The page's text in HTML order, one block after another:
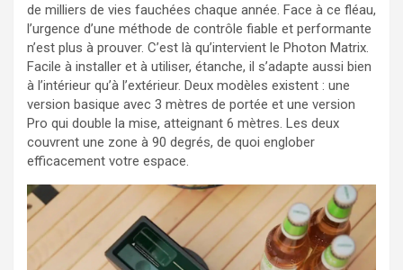
de milliers de vies fauchées chaque année. Face à ce fléau,
l’urgence d’une méthode de contrôle fiable et performante
n’est plus à prouver. C’est là qu’intervient le Photon Matrix.
Facile à installer et à utiliser, étanche, il s’adapte aussi bien
à l’intérieur qu’à l’extérieur. Deux modèles existent : une
version basique avec 3 mètres de portée et une version
Pro qui double la mise, atteignant 6 mètres. Les deux
couvrent une zone à 90 degrés, de quoi englober
efficacement votre espace.